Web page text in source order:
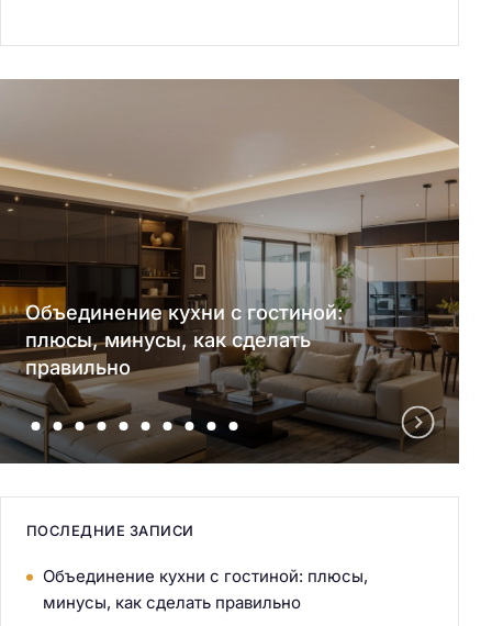
Объединение кухни с гостиной:
плюсы, минусы, как сделать
правильно
ПОСЛЕДНИЕ ЗАПИСИ
Объединение кухни с гостиной: плюсы,
минусы, как сделать правильно